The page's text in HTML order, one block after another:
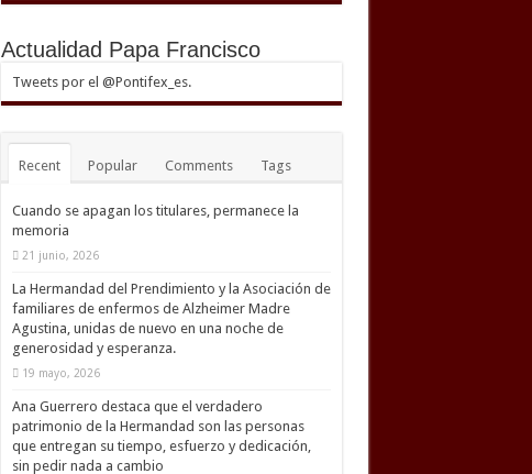
Actualidad Papa Francisco
Tweets por el @Pontifex_es.
Recent Popular Comments Tags
Cuando se apagan los titulares, permanece la
memoria
21 junio, 2026
La Hermandad del Prendimiento y la Asociación de
familiares de enfermos de Alzheimer Madre
Agustina, unidas de nuevo en una noche de
generosidad y esperanza.
19 mayo, 2026
Ana Guerrero destaca que el verdadero
patrimonio de la Hermandad son las personas
que entregan su tiempo, esfuerzo y dedicación,
sin pedir nada a cambio